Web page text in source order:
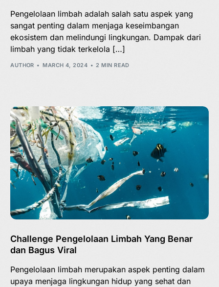
Pengelolaan limbah adalah salah satu aspek yang
sangat penting dalam menjaga keseimbangan
ekosistem dan melindungi lingkungan. Dampak dari
limbah yang tidak terkelola […]
AUTHOR MARCH 4, 2024 2 MIN READ
Challenge Pengelolaan Limbah Yang Benar
dan Bagus Viral
Pengelolaan limbah merupakan aspek penting dalam
upaya menjaga lingkungan hidup yang sehat dan